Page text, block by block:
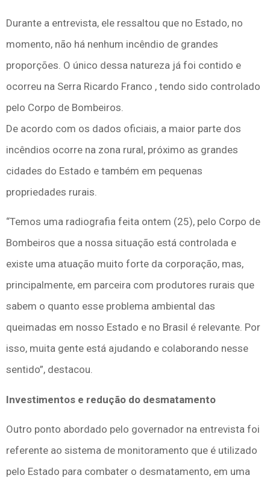
Durante a entrevista, ele ressaltou que no Estado, no
momento, não há nenhum incêndio de grandes
proporções. O único dessa natureza já foi contido e
ocorreu na Serra Ricardo Franco , tendo sido controlado
pelo Corpo de Bombeiros.
De acordo com os dados oficiais, a maior parte dos
incêndios ocorre na zona rural, próximo as grandes
cidades do Estado e também em pequenas
propriedades rurais.
“Temos uma radiografia feita ontem (25), pelo Corpo de
Bombeiros que a nossa situação está controlada e
existe uma atuação muito forte da corporação, mas,
principalmente, em parceira com produtores rurais que
sabem o quanto esse problema ambiental das
queimadas em nosso Estado e no Brasil é relevante. Por
isso, muita gente está ajudando e colaborando nesse
sentido”, destacou.
Investimentos e redução do desmatamento
Outro ponto abordado pelo governador na entrevista foi
referente ao sistema de monitoramento que é utilizado
pelo Estado para combater o desmatamento, em uma